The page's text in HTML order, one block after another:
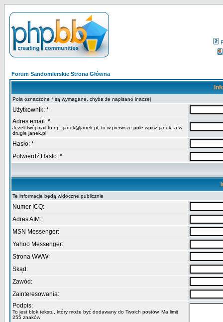
Forum Sandomierskie Strona Główna
Pola oznaczone * są wymagane, chyba że napisano inaczej
Użytkownik: *
Adres email: *
Jeżeli twój mail to np. janek@janek.pl, to w pierwsze pole wpisz janek, a w
drugie janek.pl!
Hasło: *
Potwierdź Hasło: *
Te informacje będą widoczne publicznie
Numer ICQ:
Adres AIM:
MSN Messenger:
Yahoo Messenger:
Strona WWW:
Skąd:
Zawód:
Zainteresowania:
Podpis:
To jest blok tekstu, który może być dodawany do Twoich postów. Ma limit
255 znaków